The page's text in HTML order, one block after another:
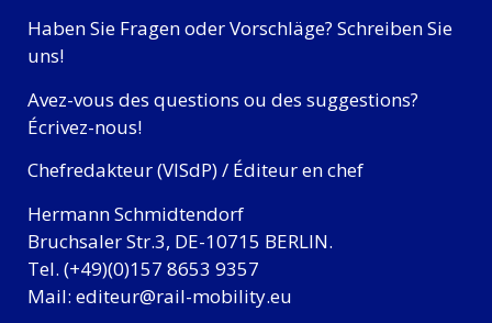
Haben Sie Fragen oder Vorschläge? Schreiben Sie
uns!
Avez-vous des questions ou des suggestions?
Écrivez-nous!
Chefredakteur (VISdP) / Éditeur en chef
Hermann Schmidtendorf
Bruchsaler Str.3, DE-10715 BERLIN.
Tel. (+49)(0)157 8653 9357
Mail: editeur@rail-mobility.eu